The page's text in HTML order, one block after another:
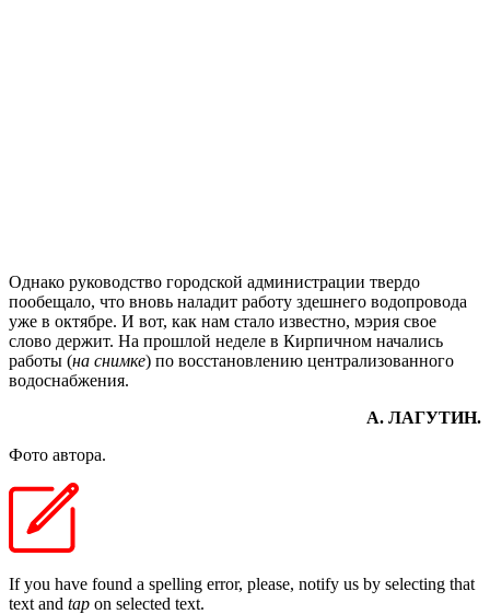
Однако руководство городской администрации твердо
пообещало, что вновь наладит работу здешнего водопровода
уже в октябре. И вот, как нам стало известно, мэрия свое
слово держит. На прошлой неделе в Кирпичном начались
работы (на снимке) по восстановлению централизованного
водоснабжения.
А. ЛАГУТИН.
Фото автора.
If you have found a spelling error, please, notify us by selecting that
text and tap on selected text.